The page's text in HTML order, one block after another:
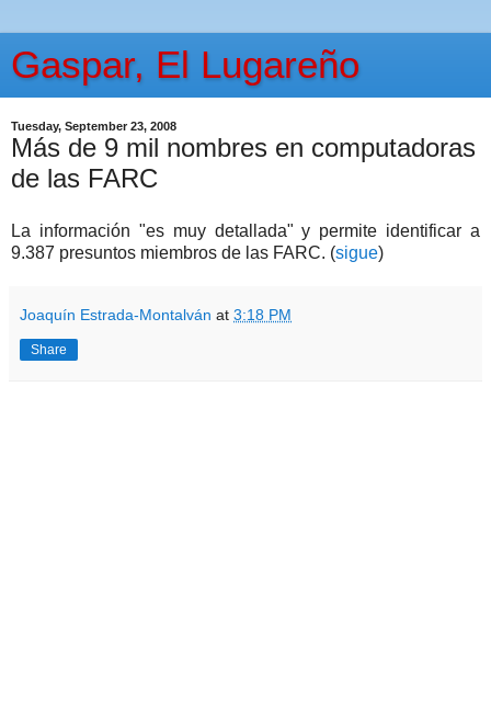
Gaspar, El Lugareño
Tuesday, September 23, 2008
Más de 9 mil nombres en computadoras
de las FARC
La información "es muy detallada" y permite identificar a
9.387 presuntos miembros de las FARC. (sigue)
Joaquín Estrada-Montalván at 3:18 PM
Share